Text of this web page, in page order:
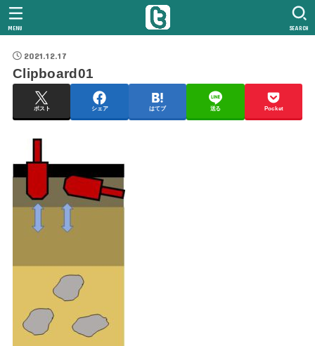
SEARCH
MENU
2021.12.17
Clipboard01
ポスト シェア はてブ 送る Pocket